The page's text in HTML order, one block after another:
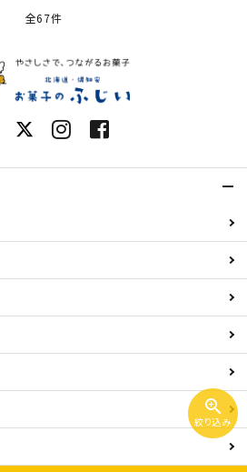
全67件
zoom_in
絞り込み